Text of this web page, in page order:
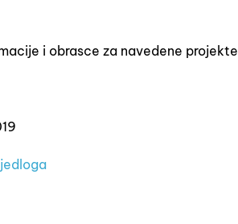
i obrasce za navedene projekte